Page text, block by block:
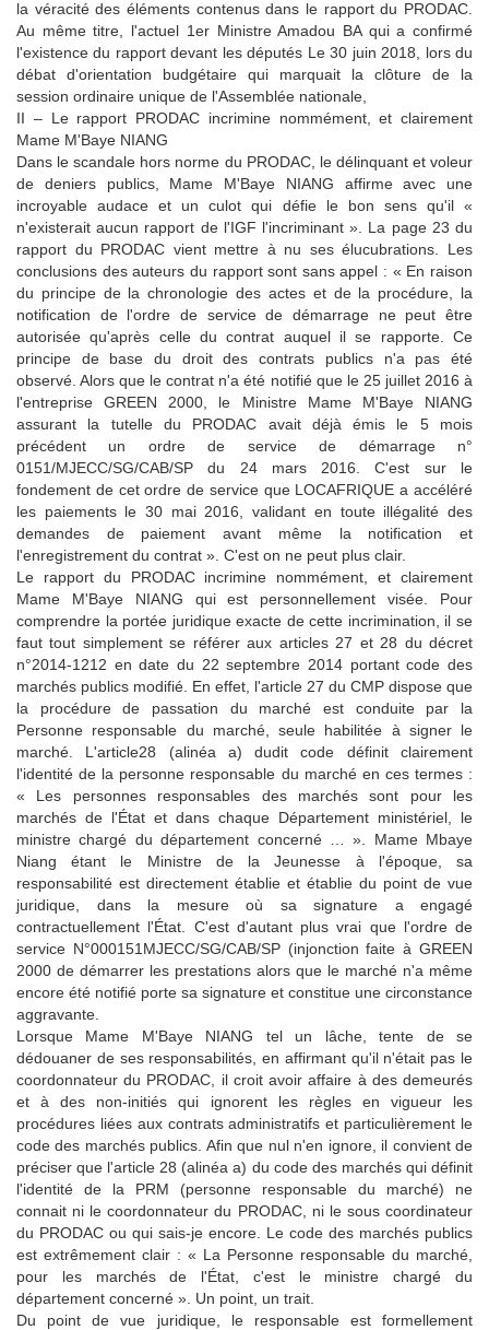
la véracité des éléments contenus dans le rapport du PRODAC.
Au même titre, l'actuel 1er Ministre Amadou BA qui a confirmé
l'existence du rapport devant les députés Le 30 juin 2018, lors du
débat d'orientation budgétaire qui marquait la clôture de la
session ordinaire unique de l'Assemblée nationale,
II – Le rapport PRODAC incrimine nommément, et clairement
Mame M'Baye NIANG
Dans le scandale hors norme du PRODAC, le délinquant et voleur
de deniers publics, Mame M'Baye NIANG affirme avec une
incroyable audace et un culot qui défie le bon sens qu'il «
n'existerait aucun rapport de l'IGF l'incriminant ». La page 23 du
rapport du PRODAC vient mettre à nu ses élucubrations. Les
conclusions des auteurs du rapport sont sans appel : « En raison
du principe de la chronologie des actes et de la procédure, la
notification de l'ordre de service de démarrage ne peut être
autorisée qu'après celle du contrat auquel il se rapporte. Ce
principe de base du droit des contrats publics n'a pas été
observé.Alors que le contrat n'a été notifié que le 25 juillet 2016 à
l'entreprise GREEN 2000, le Ministre Mame M'Baye NIANG
assurant la tutelle du PRODAC avait déjà émis le 5 mois
précédent un ordre de service de démarrage n°
0151/MJECC/SG/CAB/SP du 24 mars 2016. C'est sur le
fondement de cet ordre de service que LOCAFRIQUE a accéléré
les paiements le 30 mai 2016, validant en toute illégalité des
demandes de paiement avant même la notification et
l'enregistrement du contrat ». C'est on ne peut plus clair.
Le rapport du PRODAC incrimine nommément, et clairement
Mame M'Baye NIANG qui est personnellement visée. Pour
comprendre la portée juridique exacte de cette incrimination, il se
faut tout simplement se référer aux articles 27 et 28 du décret
n°2014-1212 en date du 22 septembre 2014 portant code des
marchés publics modifié. En effet, l'article 27 du CMP dispose que
la procédure de passation du marché est conduite par la
Personne responsable du marché, seule habilitée à signer le
marché. L'article28 (alinéa a) dudit code définit clairement
l'identité de la personne responsable du marché en ces termes :
« Les personnes responsables des marchés sont pour les
marchés de l'État et dans chaque Département ministériel, le
ministre chargé du département concerné … ». Mame Mbaye
Niang étant le Ministre de la Jeunesse à l'époque, sa
responsabilité est directement établie et établie du point de vue
juridique, dans la mesure où sa signature a engagé
contractuellement l'État. C'est d'autant plus vrai que l'ordre de
service N°000151MJECC/SG/CAB/SP (injonction faite à GREEN
2000 de démarrer les prestations alors que le marché n'a même
encore été notifié porte sa signature et constitue une circonstance
aggravante.
Lorsque Mame M'Baye NIANG tel un lâche, tente de se
dédouaner de ses responsabilités, en affirmant qu'il n'était pas le
coordonnateur du PRODAC, il croit avoir affaire à des demeurés
et à des non-initiés qui ignorent les règles en vigueur les
procédures liées aux contrats administratifs et particulièrement le
code des marchés publics. Afin que nul n'en ignore, il convient de
préciser que l'article 28 (alinéa a) du code des marchés qui définit
l'identité de la PRM (personne responsable du marché) ne
connait ni le coordonnateur du PRODAC, ni le sous coordinateur
du PRODAC ou qui sais-je encore. Le code des marchés publics
est extrêmement clair : « La Personne responsable du marché,
pour les marchés de l'État, c'est le ministre chargé du
département concerné ». Un point, un trait.
Du point de vue juridique, le responsable est formellement